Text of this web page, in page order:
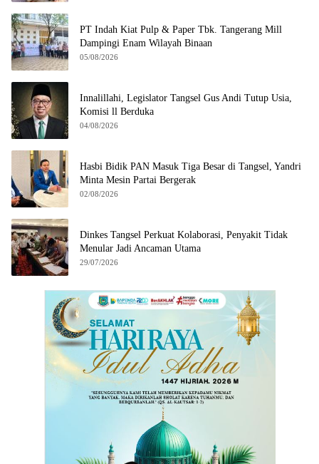
PT Indah Kiat Pulp & Paper Tbk. Tangerang Mill
Dampingi Enam Wilayah Binaan
05/08/2026
Innalillahi, Legislator Tangsel Gus Andi Tutup Usia,
Komisi ll Berduka
04/08/2026
Hasbi Bidik PAN Masuk Tiga Besar di Tangsel, Yandri
Minta Mesin Partai Bergerak
02/08/2026
Dinkes Tangsel Perkuat Kolaborasi, Penyakit Tidak
Menular Jadi Ancaman Utama
29/07/2026